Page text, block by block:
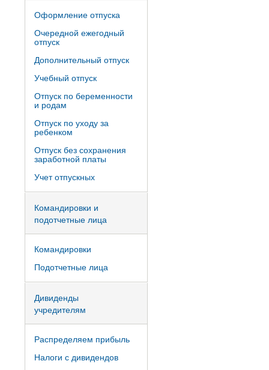
Оформление отпуска
Очередной ежегодный
отпуск
Дополнительный отпуск
Учебный отпуск
Отпуск по беременности
и родам
Отпуск по уходу за
ребенком
Отпуск без сохранения
заработной платы
Учет отпускных
Командировки и
подотчетные лица
Командировки
Подотчетные лица
Дивиденды
учредителям
Распределяем прибыль
Налоги с дивидендов